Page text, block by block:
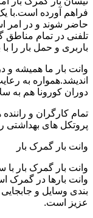
فراهم آورده است.با
حاضر شوند و در امر
تلفنی در تمام
باربری و حمل بار را
وانت بار ما همیشه
اندیشد.همواره به
دوران کورونا هم به
تمام کارگران و
پروتکل های بهداشتی
وانت بار گمرک بار
وانت بار گمرک بار با
وانت بارها در گمرک
بندی وسایل و
عزیز است.